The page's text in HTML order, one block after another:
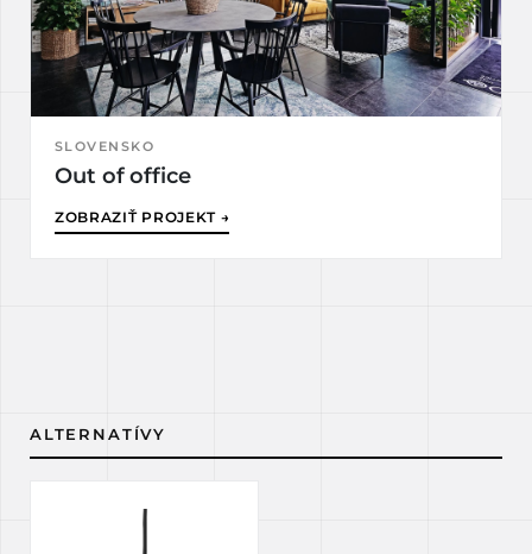
SLOVENSKO
Out of office
ZOBRAZIŤ PROJEKT →
ALTERNATÍVY